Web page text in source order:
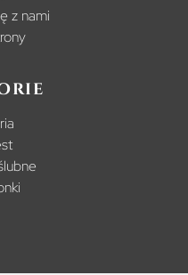
z nami